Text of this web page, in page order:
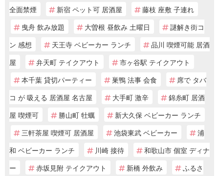
全面禁煙
新宿 ペット可 居酒屋
藤枝 座敷 子連れ
曳舟 飲み放題
大曽根 昼飲み 土曜日
謎解き街コ
ン 感想
天王寺 ベビーカー ランチ
品川 喫煙可能 居酒
屋
弁天町 テイクアウト
市ヶ谷駅 テイクアウト
本千葉 貸切パーティー
巣鴨 法事 会食
席で タバ
コ が 吸える 居酒屋 名古屋
大手町 激辛
錦糸町 居酒
屋 喫煙可
勝山町 牡蠣
新大久保 ベビーカー ランチ
三軒茶屋 喫煙可 居酒屋
池袋東武 ベビーカー
浦
和 ベビーカー ランチ
川崎 接待
和歌山市 個室 ディナ
ー
赤坂見附 テイクアウト 新橋 外飲み ふるさ